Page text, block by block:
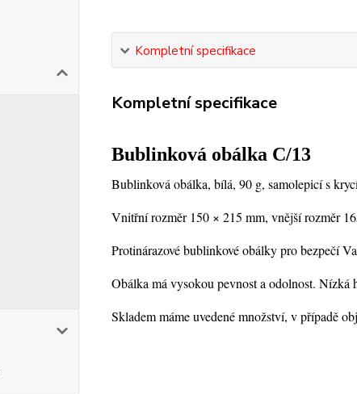
Kompletní specifikace
Kompletní specifikace
Bublinková obálka C/13
Bublinková obálka, bílá, 90 g, samolepicí s
Vnitřní rozměr 150 × 215 mm, vnější rozměr
Protinárazové bublinkové obálky pro bezpečí
Obálka má vysokou pevnost a odolnost. Nízká
Skladem máme uvedené množství, v případě